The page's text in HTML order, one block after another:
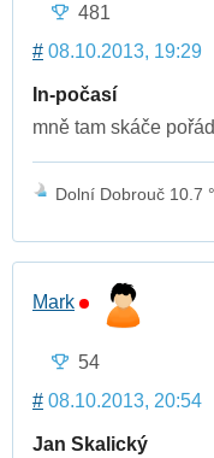
481
# 08.10.2013, 19:29
In-počasí
mně tam skáče
Dolní Dobrouč 10.7
Mark
54
# 08.10.2013, 20:54
Jan Skalický